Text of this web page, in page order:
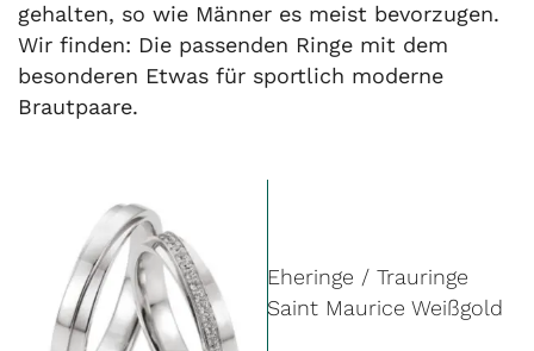
gehalten, so wie Männer es meist bevorzugen.
Wir finden: Die passenden Ringe mit dem
besonderen Etwas für sportlich moderne
Brautpaare.
Eheringe / Trauringe
Saint Maurice Weißgold